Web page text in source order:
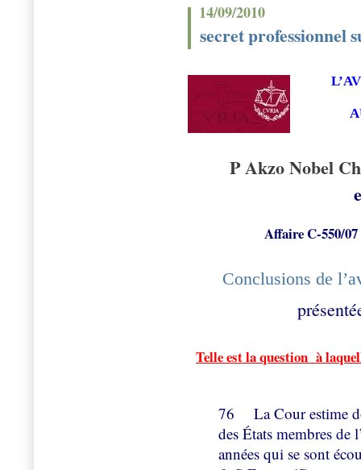
14/09/2010
secret professionnel
P Akzo Nobel
Affaire C‑550/07
Conclusions de
Telle est la question à
76 La Cour estime
des États membres de
années qui se sont